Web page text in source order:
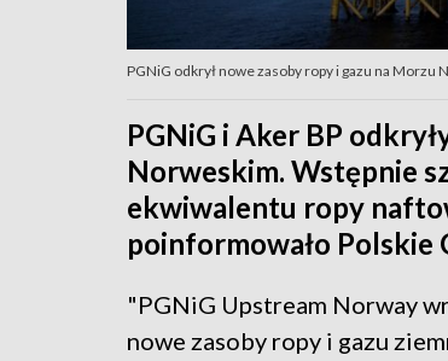
PGNiG odkrył nowe zasoby ropy i gazu na
PGNiG i Aker BP
Norweskim. Wstępnie
ekwiwalentu ropy
poinformowało
"PGNiG Upstream Norway
nowe zasoby ropy i gazu